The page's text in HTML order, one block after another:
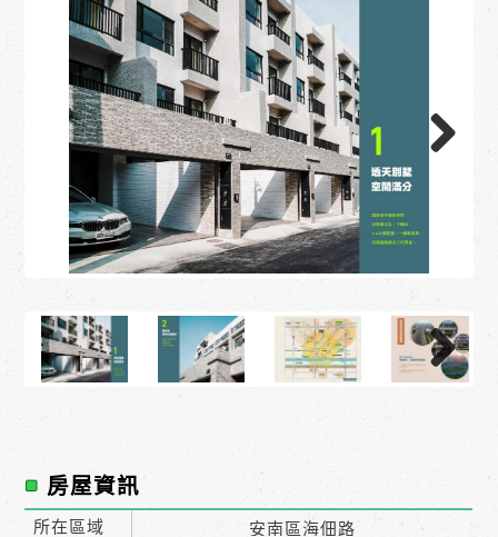
房屋資訊
所在區域 安南區海佃路